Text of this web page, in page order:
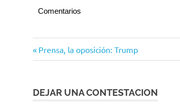
Comentarios
Navegación
entradas
Entrada
anterior:
Prensa, la oposición: Trump
DEJAR UNA CONTESTACION